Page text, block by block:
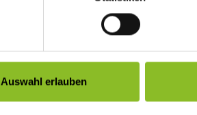
Auswahl erlauben